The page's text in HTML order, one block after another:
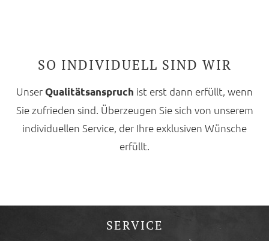
SO INDIVIDUELL SIND WIR
UnserQualitätsanspruch ist erst dann erfüllt, wenn
Sie zufrieden sind. Überzeugen Sie sich von unserem
individuellen Service, der Ihre exklusiven Wünsche
erfüllt.
SERVICE